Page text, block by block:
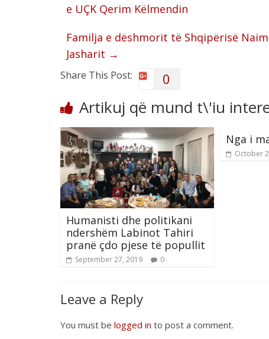
e UÇK Qerim Këlmendin
Familja e dëshmorit të Shqipërisë
Jasharit →
Share This Post: 0
Artikuj që mund t\'iu
Humanisti dhe politikani
ndershëm Labinot Tahiri
pranë çdo pjese të popullit
September 27, 2019 0
Nga i
October
Leave a Reply
You must be logged in to post a comment.